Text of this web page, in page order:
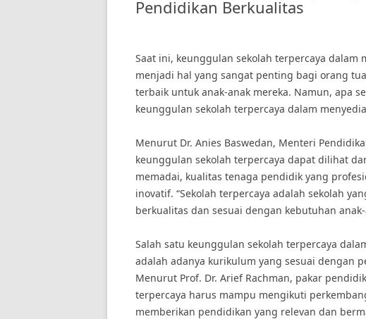
Pendidikan Berkualitas
Saat ini, keunggulan sekolah terpercaya dalam
menjadi hal yang sangat penting bagi orang
terbaik untuk anak-anak mereka. Namun, apa
keunggulan sekolah terpercaya dalam
Menurut Dr. Anies Baswedan, Menteri
keunggulan sekolah terpercaya dapat dilihat
memadai, kualitas tenaga pendidik yang
inovatif. “Sekolah terpercaya adalah sekolah
berkualitas dan sesuai dengan kebutuhan
Salah satu keunggulan sekolah terpercaya
adalah adanya kurikulum yang sesuai dengan
Menurut Prof. Dr. Arief Rachman, pakar
terpercaya harus mampu mengikuti
memberikan pendidikan yang relevan dan